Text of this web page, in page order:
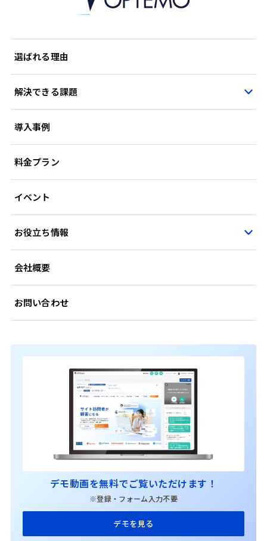
選ばれる理由
解決できる課題
導入事例
料金プラン
イベント
お役立ち情報
会社概要
お問い合わせ
デモ動画を無料でご覧いただけます！
※登録・フォーム入力不要
デモを見る